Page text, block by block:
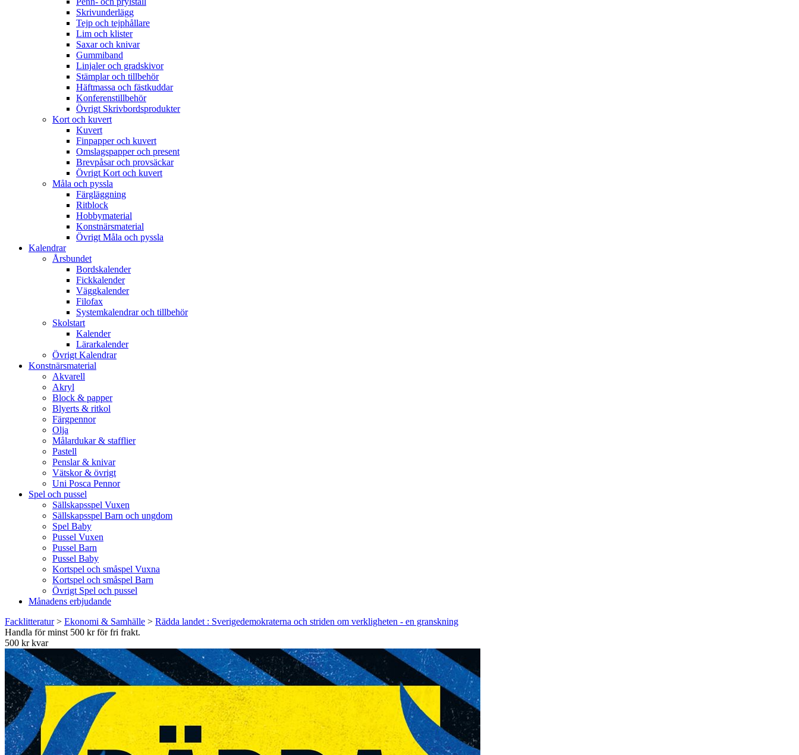
Skrivunderlägg
Tejp och tejphållare
Lim och klister
Saxar och knivar
Gummiband
Linjaler och gradskivor
Stämplar och tillbehör
Häftmassa och fästkuddar
Konferenstillbehör
Övrigt Skrivbordsprodukter
Kort och kuvert
Kuvert
Finpapper och kuvert
Omslagspapper och present
Brevpåsar och provsäckar
Övrigt Kort och kuvert
Måla och pyssla
Färgläggning
Ritblock
Hobbymaterial
Konstnärsmaterial
Övrigt Måla och pyssla
Kalendrar
Årsbundet
Bordskalender
Fickkalender
Väggkalender
Filofax
Systemkalendrar och tillbehör
Skolstart
Kalender
Lärarkalender
Övrigt Kalendrar
Konstnärsmaterial
Akvarell
Akryl
Block & papper
Blyerts & ritkol
Färgpennor
Olja
Målardukar & stafflier
Pastell
Penslar & knivar
Vätskor & övrigt
Uni Posca Pennor
Spel och pussel
Sällskapsspel Vuxen
Sällskapsspel Barn och ungdom
Spel Baby
Pussel Vuxen
Pussel Barn
Pussel Baby
Kortspel och småspel Vuxna
Kortspel och småspel Barn
Övrigt Spel och pussel
Månadens erbjudande
Facklitteratur> Ekonomi & Samhälle > Rädda landet : Sverigedemokraterna och striden om verkligheten - en granskning
Handla för minst 500 kr för fri frakt.
500 kr kvar